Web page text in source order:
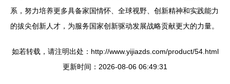
系，努力培养更多具备家国情怀、全球视野、创新精神和实践能力
的拔尖创新人才，为服务国家创新驱动发展战略贡献更大的力量。
如若转载，请注明出处：http://www.yijiazds.com/product/54.html
更新时间：2026-08-06 06:49:31